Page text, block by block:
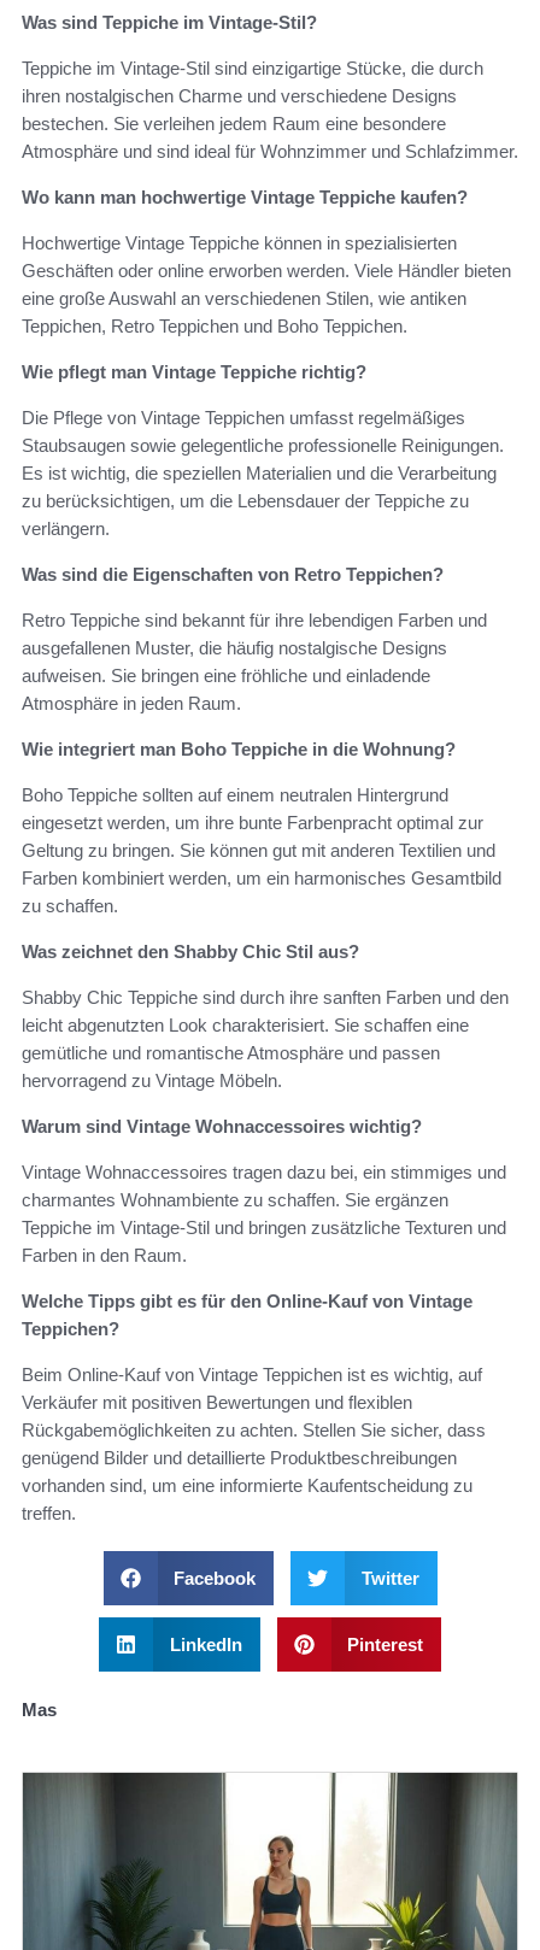
Was sind Teppiche im Vintage-Stil?
Teppiche im Vintage-Stil sind einzigartige Stücke, die durch
ihren nostalgischen Charme und verschiedene Designs
bestechen. Sie verleihen jedem Raum eine besondere
Atmosphäre und sind ideal für Wohnzimmer und Schlafzimmer.
Wo kann man hochwertige Vintage Teppiche kaufen?
Hochwertige Vintage Teppiche können in spezialisierten
Geschäften oder online erworben werden. Viele Händler bieten
eine große Auswahl an verschiedenen Stilen, wie antiken
Teppichen, Retro Teppichen und Boho Teppichen.
Wie pflegt man Vintage Teppiche richtig?
Die Pflege von Vintage Teppichen umfasst regelmäßiges
Staubsaugen sowie gelegentliche professionelle Reinigungen.
Es ist wichtig, die speziellen Materialien und die Verarbeitung
zu berücksichtigen, um die Lebensdauer der Teppiche zu
verlängern.
Was sind die Eigenschaften von Retro Teppichen?
Retro Teppiche sind bekannt für ihre lebendigen Farben und
ausgefallenen Muster, die häufig nostalgische Designs
aufweisen. Sie bringen eine fröhliche und einladende
Atmosphäre in jeden Raum.
Wie integriert man Boho Teppiche in die Wohnung?
Boho Teppiche sollten auf einem neutralen Hintergrund
eingesetzt werden, um ihre bunte Farbenpracht optimal zur
Geltung zu bringen. Sie können gut mit anderen Textilien und
Farben kombiniert werden, um ein harmonisches Gesamtbild
zu schaffen.
Was zeichnet den Shabby Chic Stil aus?
Shabby Chic Teppiche sind durch ihre sanften Farben und den
leicht abgenutzten Look charakterisiert. Sie schaffen eine
gemütliche und romantische Atmosphäre und passen
hervorragend zu Vintage Möbeln.
Warum sind Vintage Wohnaccessoires wichtig?
Vintage Wohnaccessoires tragen dazu bei, ein stimmiges und
charmantes Wohnambiente zu schaffen. Sie ergänzen
Teppiche im Vintage-Stil und bringen zusätzliche Texturen und
Farben in den Raum.
Welche Tipps gibt es für den Online-Kauf von Vintage
Teppichen?
Beim Online-Kauf von Vintage Teppichen ist es wichtig, auf
Verkäufer mit positiven Bewertungen und flexiblen
Rückgabemöglichkeiten zu achten. Stellen Sie sicher, dass
genügend Bilder und detaillierte Produktbeschreibungen
vorhanden sind, um eine informierte Kaufentscheidung zu
treffen.
Facebook Twitter
LinkedIn Pinterest
Mas